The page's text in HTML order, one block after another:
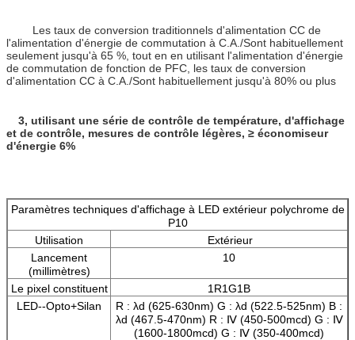
Les taux de conversion traditionnels d'alimentation CC de
l'alimentation d'énergie de commutation à C.A./Sont habituellement
seulement jusqu'à 65 %, tout en en utilisant l'alimentation d'énergie
de commutation de fonction de PFC, les taux de conversion
d'alimentation CC à C.A./Sont habituellement jusqu'à 80% ou plus
3, utilisant une série de contrôle de température, d'affichage
et de contrôle, mesures de contrôle légères, ≥ économiseur
d'énergie 6%
Paramètres techniques d'affichage à LED extérieur polychrome de
P10
Utilisation
Extérieur
Lancement
(millimètres)
10
Le pixel constituent
1R1G1B
LED--Opto+Silan
R : λd (625-630nm) G : λd (522.5-525nm) B :
λd (467.5-470nm) R : Ⅳ (450-500mcd) G : Ⅳ
(1600-1800mcd) G : Ⅳ (350-400mcd)